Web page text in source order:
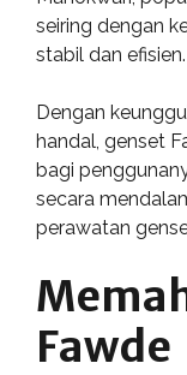
seiring dengan
stabil dan efisien.
Dengan
handal, genset
bagi
secara
perawatan
Fawde